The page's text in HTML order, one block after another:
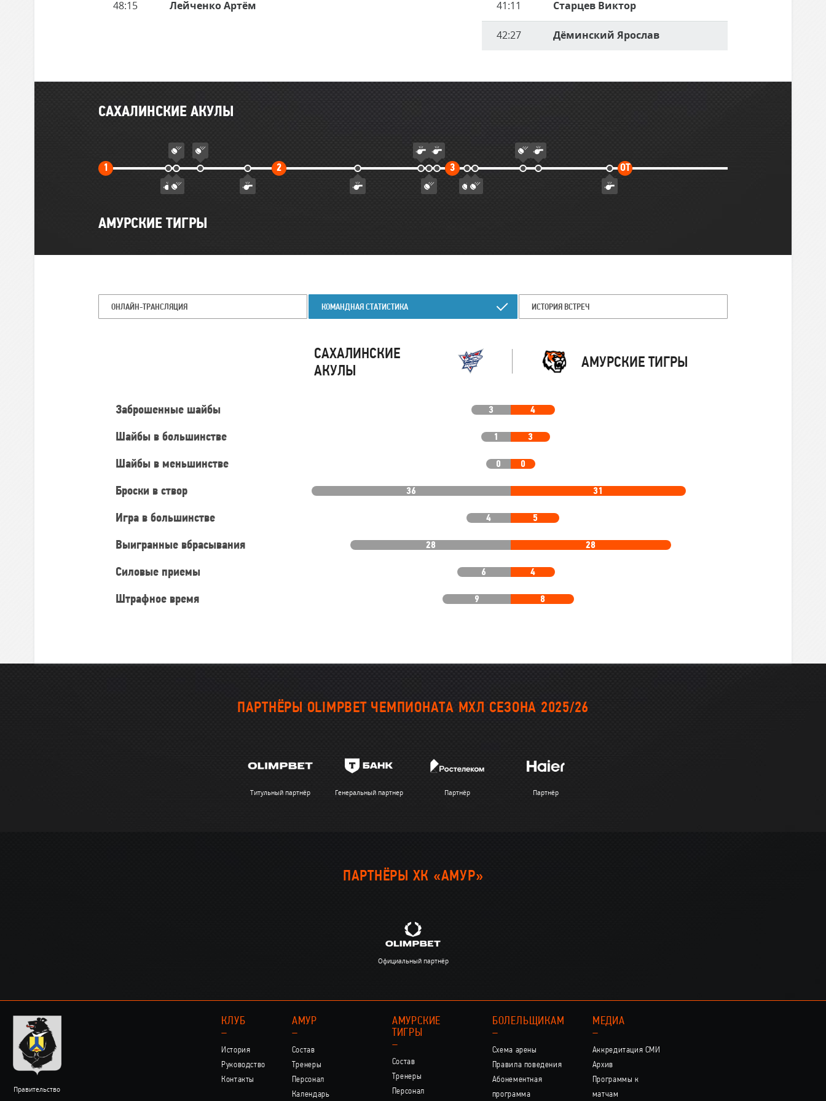
48:15 Лейченко Артём 41:11 Старцев Виктор
42:27 Дёминский Ярослав
Главные
САХАЛИНСКИЕ АКУЛЫ
1 Первый
2Второй
3Третий
тайм
ОТДополнительное
АМУРСКИЕ ТИГРЫ
ОНЛАЙН-ТРАНСЛЯЦИЯ КОМАНДНАЯ СТАТИСТИКА ИСТОРИЯ ВСТРЕЧ
САХАЛИНСКИЕ
АКУЛЫ
АМУРСКИЕ ТИГРЫ
Заброшенные шайбы 3 4
Шайбы в большинстве 1 3
Шайбы в меньшинстве 0 0
Броски в створ 36 31
Игра в большинстве 4 5
Выигранные вбрасывания 28 28
Силовые приемы 6 4
Штрафное время 9 8
ПАРТНЁРЫ OLIMPBET ЧЕМПИОНАТА МХЛ СЕЗОНА 2025/26
Титульный партнёр Генеральный партнер Партнёр Партнёр
ПАРТНЁРЫ ХК «АМУР»
Официальный партнёр
Правительство
КЛУБ
–
История
Руководство
Контакты
АМУР
–
Состав
Тренеры
Персонал
Календарь
АМУРСКИЕ
ТИГРЫ
–
Состав
Тренеры
Персонал
БОЛЕЛЬЩИКАМ
–
Схема арены
Правила поведения
Абонементная
программа
МЕДИА
–
Аккредитация СМИ
Архив
Программы к
матчам